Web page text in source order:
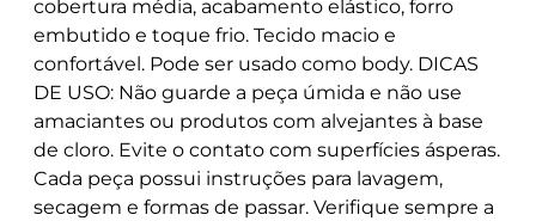
cobertura média, acabamento elástico, forro
embutido e toque frio. Tecido macio e
confortável. Pode ser usado como body. DICAS
DE USO: Não guarde a peça úmida e não use
amaciantes ou produtos com alvejantes à base
de cloro. Evite o contato com superfícies ásperas.
Cada peça possui instruções para lavagem,
secagem e formas de passar. Verifique sempre a